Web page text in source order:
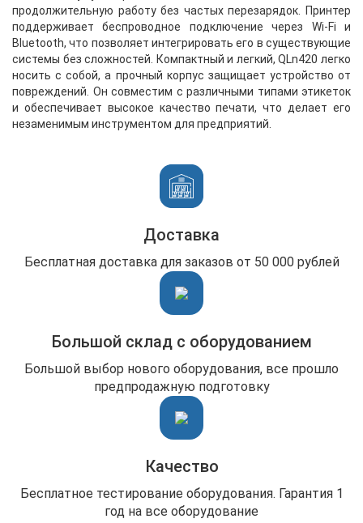
продолжительную работу без частых перезарядок. Принтер
поддерживает беспроводное подключение через Wi-Fi и
Bluetooth, что позволяет интегрировать его в существующие
системы без сложностей. Компактный и легкий, QLn420 легко
носить с собой, а прочный корпус защищает устройство от
повреждений. Он совместим с различными типами этикеток
и обеспечивает высокое качество печати, что делает его
незаменимым инструментом для предприятий.
Доставка
Бесплатная доставка для заказов от 50 000 рублей
Большой склад с оборудованием
Большой выбор нового оборудования, все прошло
предпродажную подготовку
Качество
Бесплатное тестирование оборудования. Гарантия 1
год на все оборудование